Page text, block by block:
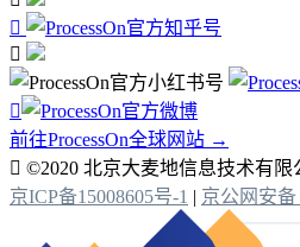



前往ProcessOn全球网站 →
 ©2020 北京大麦地信息技术有限
京ICP备15008605号-1 | 京公网安备